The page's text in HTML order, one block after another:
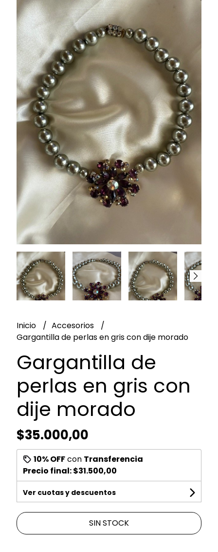
Inicio
Accesorios
Gargantilla de perlas en gris con dije morado
Gargantilla de
perlas en gris con
dije morado
$35.000,00
10% OFFcon Transferencia
Precio final:$31.500,00
Ver cuotas y descuentos
SIN STOCK